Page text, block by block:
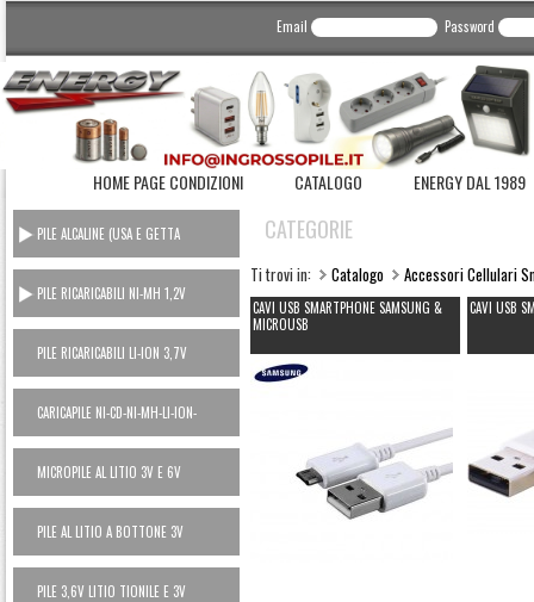
Email Password
HOME PAGE CONDIZIONI CATALOGO ENERGY DAL 1989
PILE ALCALINE (USA E GETTA
CONSUMER)
PILE RICARICABILI NI-MH 1,2V
PILE RICARICABILI LI-ION 3,7V
CARICAPILE NI-CD-NI-MH-LI-ION-
POWER BANK
MICROPILE AL LITIO 3V E 6V
PILE AL LITIO A BOTTONE 3V
PILE 3,6V LITIO TIONILE E 3V
CATEGORIE
Ti trovi in: Catalogo Accessori Cellulari
CAVI USB SMARTPHONE SAMSUNG &
MICROUSB
CAVI USB